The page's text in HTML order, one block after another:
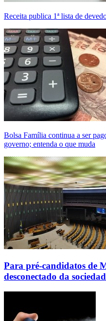
Receita publica 1ª lista de
Bolsa Família continua a ser
governo; entenda o que muda
Para pré-candidatos de
desconectado da